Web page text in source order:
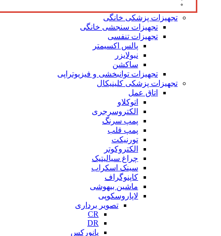
تجهیزات پزشکی خانگی
تجهیزات سنجشی خانگی
تجهیزات تنفسی
پالس اکسیمتر
نبولایزر
ساکشن
تجهیزات توانبخشی و فیزیوتراپی
تجهیزات پزشکی کلینیکال
اتاق عمل
اتوکلاو
الکتروسرجری
پمپ سرنگ
پمپ قلب
تورنیکت
الکتروکوتر
چراغ سیالیتیک
سینک اسکراب
کاپنوگراف
ماشین بیهوشی
لاپاروسکوپی
تصویر برداری
CR
DR
پانورکس